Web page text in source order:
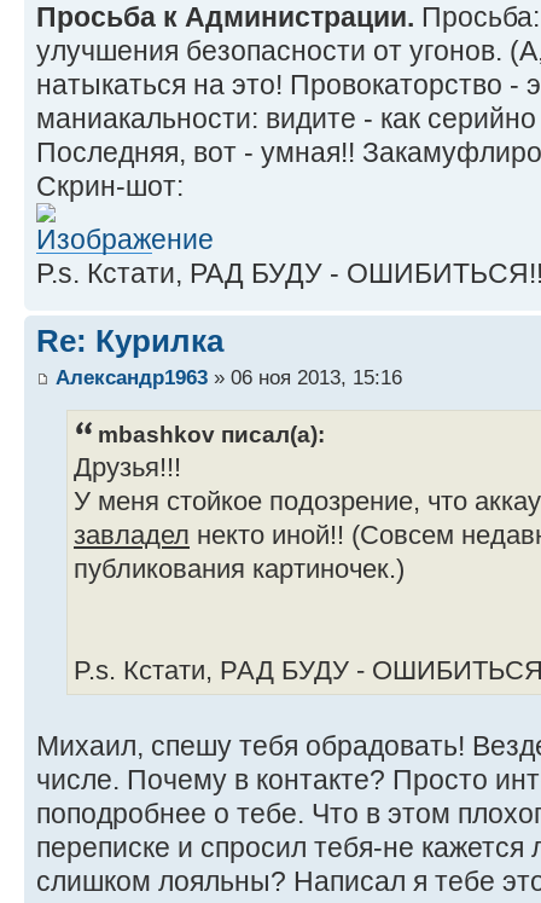
Просьба к Администрации.
улучшения безопасности от угонов.
натыкаться на это! Провокаторство -
маниакальности: видите - как
Последняя, вот - умная!!
Скрин-шот:
P.s. Кстати, РАД БУДУ -
Re: Курилка
Александр1963 » 06 ноя 2013, 15:16
mbashkov писал(а):
Друзья!!!
У меня стойкое подозрение, что
завладел некто иной!! (Совсем
публикования картиночек.)
P.s. Кстати, РАД БУДУ -
Михаил, спешу тебя обрадовать!
числе. Почему в контакте? Просто
поподробнее о тебе. Что в этом
переписке и спросил тебя-не
слишком лояльны? Написал я тебе